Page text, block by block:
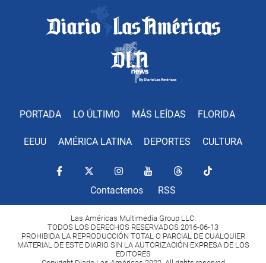
PORTADA LO ÚLTIMO MÁS LEÍDAS FLORIDA
EEUU AMÉRICA LATINA DEPORTES CULTURA
Contactenos RSS
Las Américas Multimedia Group LLC.
TODOS LOS DERECHOS RESERVADOS 2016-06-13
PROHIBIDA LA REPRODUCCIÓN TOTAL O PARCIAL DE CUALQUIER
MATERIAL DE ESTE DIARIO SIN LA AUTORIZACIÓN EXPRESA DE LOS
EDITORES